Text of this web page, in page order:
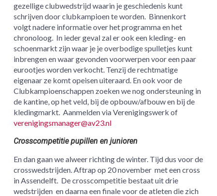
gezellige clubwedstrijd waarin je geschiedenis kunt
schrijven door clubkampioen te worden. Binnenkort
volgt nadere informatie over het programma en het
chronoloog. In ieder geval zal er ook een kleding- en
schoenmarkt zijn waar je je overbodige spulletjes kunt
inbrengen en waar gevonden voorwerpen voor een paar
eurootjes worden verkocht. Tenzij de rechtmatige
eigenaar ze komt opeisen uiteraard. En ook voor de
Clubkampioenschappen zoeken we nog ondersteuning in
de kantine, op het veld, bij de opbouw/afbouw en bij de
kledingmarkt. Aanmelden via Verenigingswerk of
verenigingsmanager@av23.nl
Crosscompetitie pupillen en junioren
En dan gaan we alweer richting de winter. Tijd dus voor de
crosswedstrijden. Aftrap op 20 november met een cross
in Assendelft. De crosscompetitie bestaat uit drie
wedstrijden en daarna een finale voor de atleten die zich